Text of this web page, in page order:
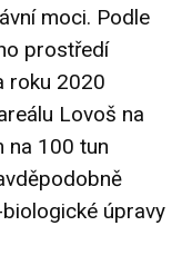
moci. Podle
prostředí
roku 2020
Lovoš na
na 100 tun
úpravy